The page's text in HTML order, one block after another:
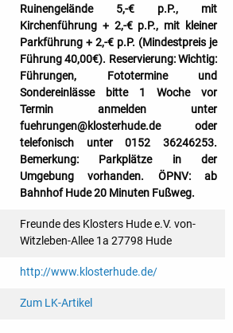
Ruinengelände 5,-€ p.P., mit
Kirchenführung + 2,-€ p.P., mit kleiner
Parkführung + 2,-€ p.P. (Mindestpreis je
Führung 40,00€). Reservierung: Wichtig:
Führungen, Fototermine und
Sondereinlässe bitte 1 Woche vor
Termin anmelden unter
fuehrungen@klosterhude.de oder
telefonisch unter 0152 36246253.
Bemerkung: Parkplätze in der
Umgebung vorhanden. ÖPNV: ab
Bahnhof Hude 20 Minuten Fußweg.
Freunde des Klosters Hude e.V. von-
Witzleben-Allee 1a 27798 Hude
http://www.klosterhude.de/
Zum LK-Artikel